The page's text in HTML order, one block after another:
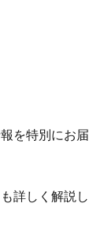
を特別にお届
詳しく解説し